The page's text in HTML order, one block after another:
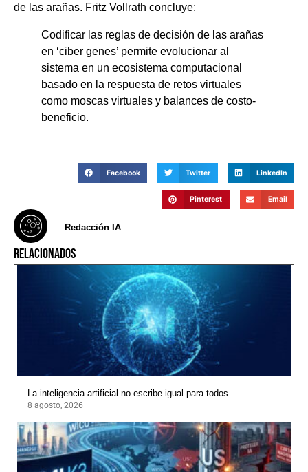
de las arañas. Fritz Vollrath concluye:
Codificar las reglas de decisión de las arañas
en ‘ciber genes’ permite evolucionar al
sistema en un ecosistema computacional
basado en la respuesta de retos virtuales
como moscas virtuales y balances de costo-
beneficio.
Facebook Twitter LinkedIn
Pinterest Email
Redacción IA
RELACIONADOS
La inteligencia artificial no escribe igual para todos
8 agosto, 2026